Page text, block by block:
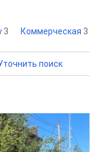
3 Коммерческая 3
поиск